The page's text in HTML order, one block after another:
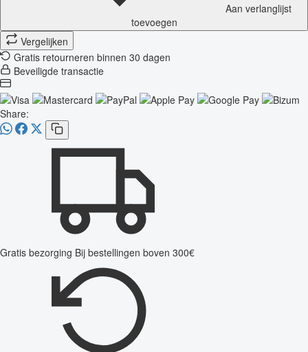
Aan verlanglijst
toevoegen
Vergelijken
Gratis retourneren binnen 30 dagen
Beveiligde transactie
Share:
Gratis bezorging Bij bestellingen boven 300€